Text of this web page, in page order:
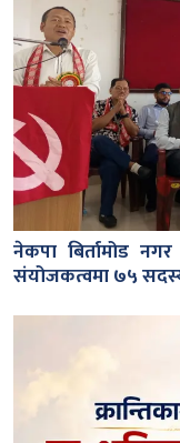
नेकपा बिर्तामोड
संयोजकत्वमा ७५